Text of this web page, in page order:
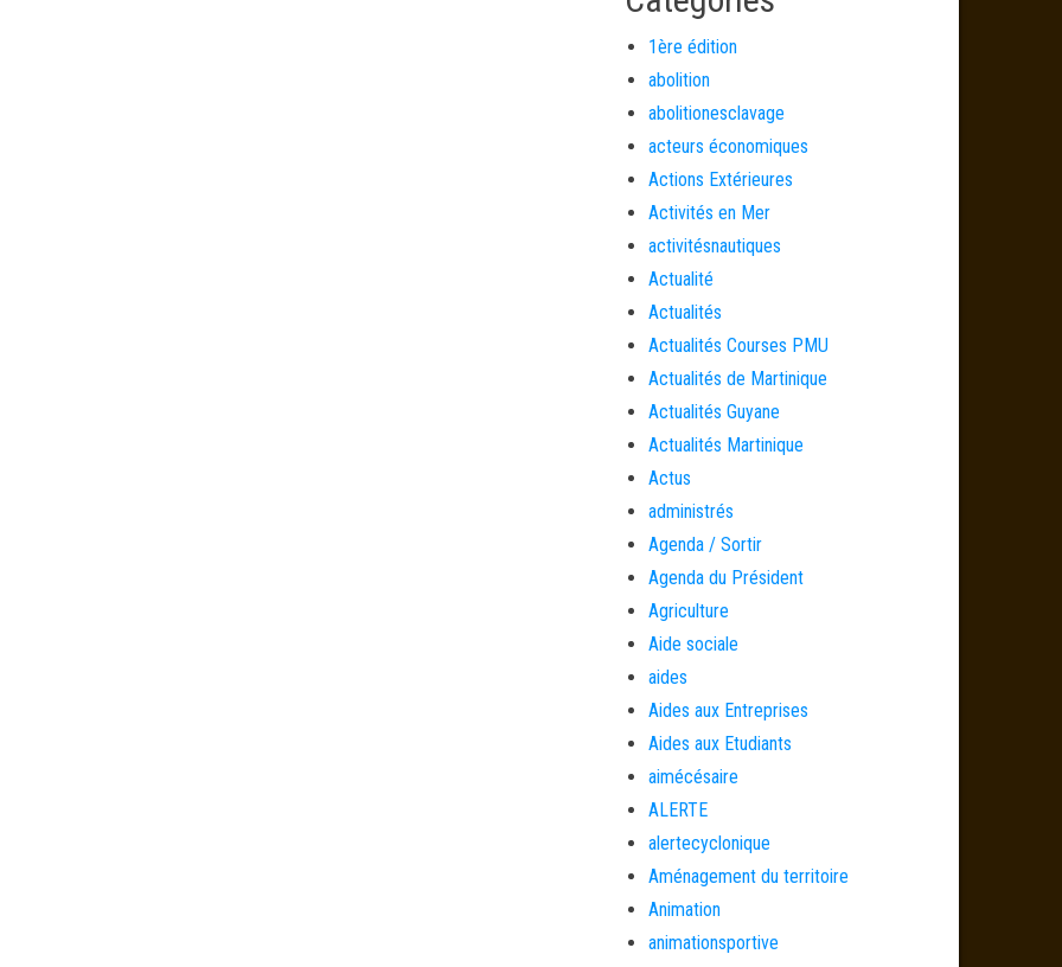
1ère édition
abolition
abolitionesclavage
acteurs économiques
Actions Extérieures
Activités en Mer
activitésnautiques
Actualité
Actualités
Actualités Courses PMU
Actualités de Martinique
Actualités Guyane
Actualités Martinique
Actus
administrés
Agenda / Sortir
Agenda du Président
Agriculture
Aide sociale
aides
Aides aux Entreprises
Aides aux Etudiants
aimécésaire
ALERTE
alertecyclonique
Aménagement du territoire
Animation
animationsportive